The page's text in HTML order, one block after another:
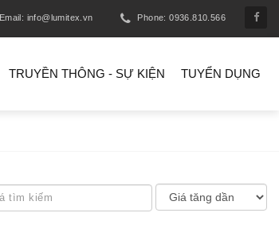
Email: info@lumitex.vn Phone: 0936.810.566
TRUYỀN THÔNG - SỰ KIỆN TUYỂN DỤNG